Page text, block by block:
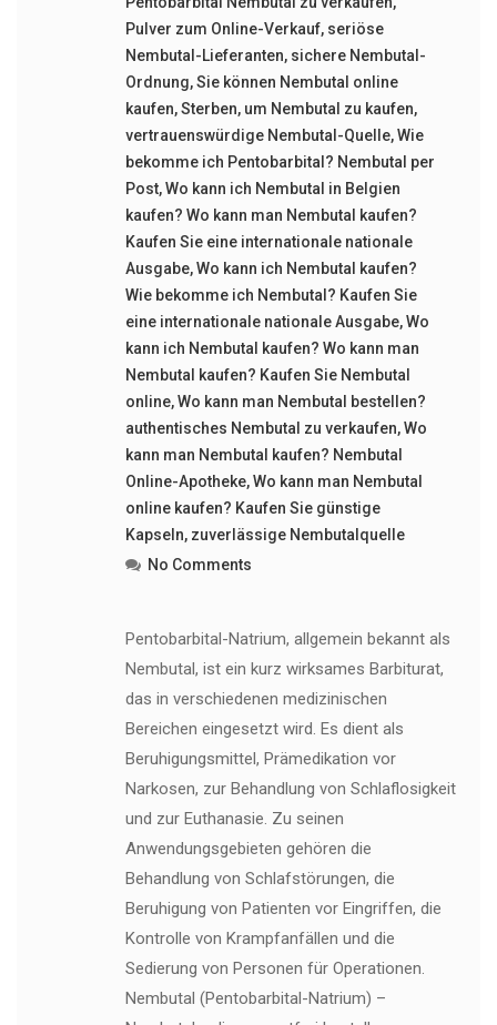
Pulver zum Online-Verkauf, seriöse
Nembutal-Lieferanten, sichere Nembutal-
Ordnung,Sie können Nembutal online
kaufen,Sterben, um Nembutal zu kaufen,
vertrauenswürdige Nembutal-Quelle,Wie
bekomme ich Pentobarbital? Nembutal per
Post,Wo kann ich Nembutal in Belgien
kaufen? Wo kann man Nembutal kaufen?
Kaufen Sie eine internationale nationale
Ausgabe,Wo kann ich Nembutal kaufen?
Wie bekomme ich Nembutal? Kaufen Sie
eine internationale nationale Ausgabe,Wo
kann ich Nembutal kaufen? Wo kann man
Nembutal kaufen? Kaufen Sie Nembutal
online,Wo kann man Nembutal bestellen?
authentisches Nembutal zu verkaufen,Wo
kann man Nembutal kaufen? Nembutal
Online-Apotheke,Wo kann man Nembutal
online kaufen? Kaufen Sie günstige
Kapseln, zuverlässige Nembutalquelle
No Comments
Pentobarbital-Natrium, allgemein bekannt als
Nembutal, ist ein kurz wirksames Barbiturat,
das in verschiedenen medizinischen
Bereichen eingesetzt wird. Es dient als
Beruhigungsmittel, Prämedikation vor
Narkosen, zur Behandlung von Schlaflosigkeit
und zur Euthanasie. Zu seinen
Anwendungsgebieten gehören die
Behandlung von Schlafstörungen, die
Beruhigung von Patienten vor Eingriffen, die
Kontrolle von Krampfanfällen und die
Sedierung von Personen für Operationen.
Nembutal (Pentobarbital-Natrium) –